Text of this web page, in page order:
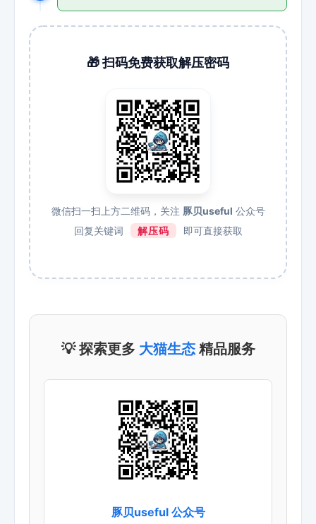
🎁 扫码免费获取解压密码
微信扫一扫上方二维码，关注 豚贝useful 公众号
回复关键词
解压码 即可直接获取
💡 探索更多 大猫生态精品服务
豚贝useful 公众号